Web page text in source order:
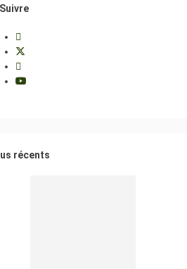
récents